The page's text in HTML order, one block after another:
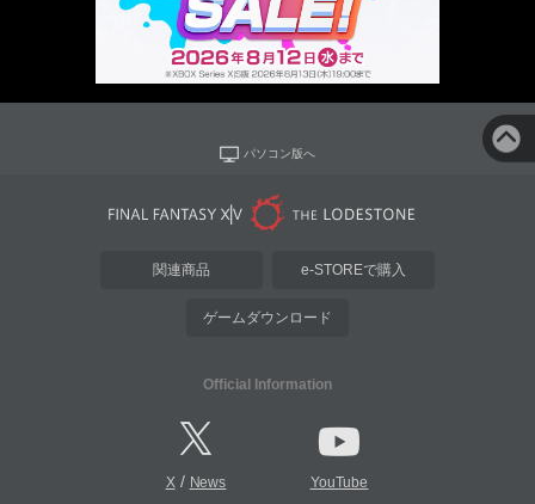
パソコン版へ
関連商品 e-STOREで購入
ゲームダウンロード
Official Information
X/ News YouTube